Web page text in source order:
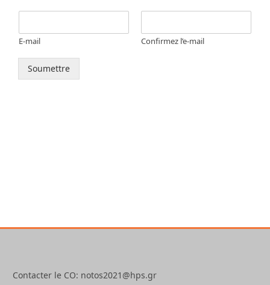
E-mail Confirmez l’e-mail
Soumettre
Contacter le CO: notos2021@hps.gr